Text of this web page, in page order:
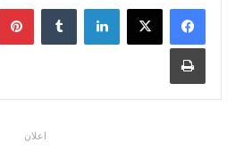
لينكدإن
طباعة
اعلان